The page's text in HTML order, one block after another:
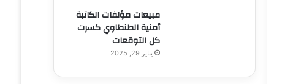
مبيعات مؤلفات الكاتبة
أمنية الطنطاوي كسرت
كل التوقعات
يناير 29, 2025